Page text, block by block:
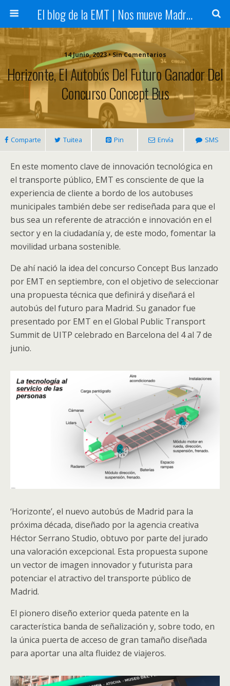
El blog de la EMT | Nos mueve Madrid
14 Junio, 2023 • Sin Comentarios
Horizonte, El Autobús Del Futuro Ganador Del
Concurso Concept Bus
Comparte Tuitea Pin Envía SMS
En este momento clave de innovación tecnológica en
el transporte público, EMT es consciente de que la
experiencia de cliente a bordo de los autobuses
municipales también debe ser rediseñada para que el
bus sea un referente de atracción e innovación en el
sector y en la ciudadanía y, de este modo, fomentar la
movilidad urbana sostenible.
De ahí nació la idea del concurso Concept Bus lanzado
por EMT en septiembre, con el objetivo de seleccionar
una propuesta técnica que definirá y diseñará el
autobús del futuro para Madrid. Su ganador fue
presentado por EMT en el Global Public Transport
Summit de UITP celebrado en Barcelona del 4 al 7 de
junio.
‘Horizonte’, el nuevo autobús de Madrid para la
próxima década, diseñado por la agencia creativa
Héctor Serrano Studio, obtuvo por parte del jurado
una valoración excepcional. Esta propuesta supone
un vector de imagen innovador y futurista para
potenciar el atractivo del transporte público de
Madrid.
El pionero diseño exterior queda patente en la
característica banda de señalización y, sobre todo, en
la única puerta de acceso de gran tamaño diseñada
para aportar una alta fluidez de viajeros.